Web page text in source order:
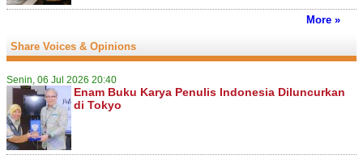
More »
Share Voices & Opinions
Senin, 06 Jul 2026 20:40
Enam Buku Karya Penulis Indonesia Diluncurkan
di Tokyo